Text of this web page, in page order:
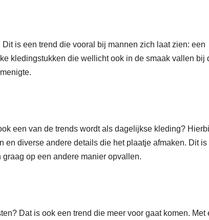
is een trend die vooral bij mannen zich laat zien: een
kledingstukken die wellicht ook in de smaak vallen bij
een van de trends wordt als dagelijkse kleding?
en diverse andere details die het plaatje afmaken. Dit is
op een andere manier opvallen.
Dat is ook een trend die meer voor gaat komen. Met